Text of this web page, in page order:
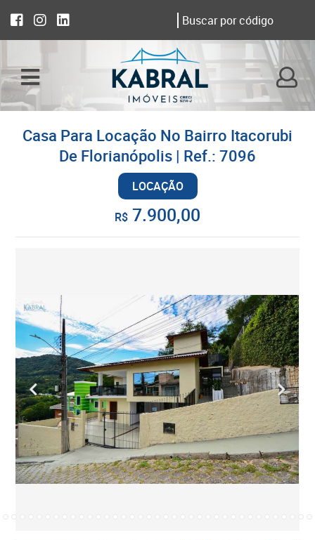
Casa Para Locação No Bairro Itacorubi
De Florianópolis | Ref.: 7096
LOCAÇÃO
R$ 7.900,00